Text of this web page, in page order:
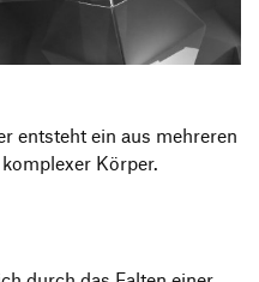
entsteht ein aus mehreren
Körper.